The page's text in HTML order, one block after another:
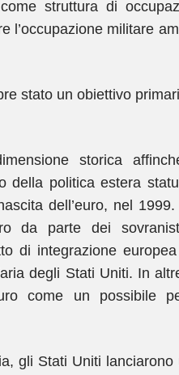
struttura di
l’occupazione militare
stato un obiettivo
storica
della politica estera
dell’euro, nel
da parte dei
di integrazione
degli Stati Uniti. In
come un possibile
gli Stati Uniti